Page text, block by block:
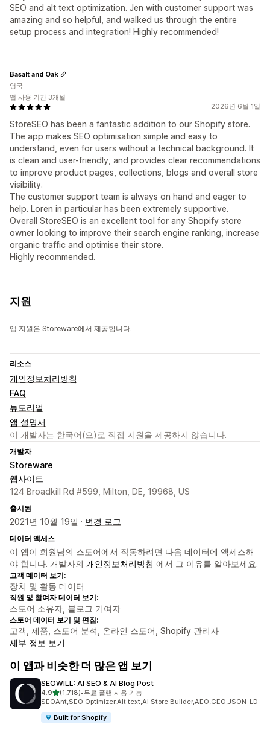
SEO and alt text optimization. Jen with customer support was
amazing and so helpful, and walked us through the entire
setup process and integration! Highly recommended!
2026년 6월 1일
StoreSEO has been a fantastic addition to our Shopify store.
The app makes SEO optimisation simple and easy to
understand, even for users without a technical background. It
is clean and user-friendly, and provides clear recommendations
to improve product pages, collections, blogs and overall store
visibility.
The customer support team is always on hand and eager to
help. Loren in particular has been extremely supportive.
Overall StoreSEO is an excellent tool for any Shopify store
owner looking to improve their search engine ranking, increase
organic traffic and optimise their store.
Highly recommended.
Basalt and Oak
영국
앱 사용 기간 3개월
지원
앱 지원은 Storeware에서 제공합니다.
리소스
개인정보처리방침
FAQ
튜토리얼
앱 설명서
이 개발자는 한국어(으)로 직접 지원을 제공하지 않습니다.
개발자
Storeware
웹사이트
124 Broadkill Rd #599, Milton, DE, 19968, US
출시됨
2021년 10월 19일 · 변경 로그
데이터 액세스
이 앱이 회원님의 스토어에서 작동하려면 다음 데이터에 액세스해
야 합니다. 개발자의 개인정보처리방침 에서 그 이유를 알아보세요.
고객 데이터 보기:
장치 및 활동 데이터
직원 및 참여자 데이터 보기:
스토어 소유자, 블로그 기여자
스토어 데이터 보기 및 편집:
고객, 제품, 스토어 분석, 온라인 스토어, Shopify 관리자
세부 정보 보기
이 앱과 비슷한 더 많은 앱 보기
SEOWILL: AI SEO & AI Blog Post
4.9별 5개 중
(1,718)
총 리뷰 1718개
•무료 플랜 사용 가능
SEOAnt,SEO Optimizer,Alt text,AI Store Builder,AEO,GEO,JSON-LD
Built for Shopify